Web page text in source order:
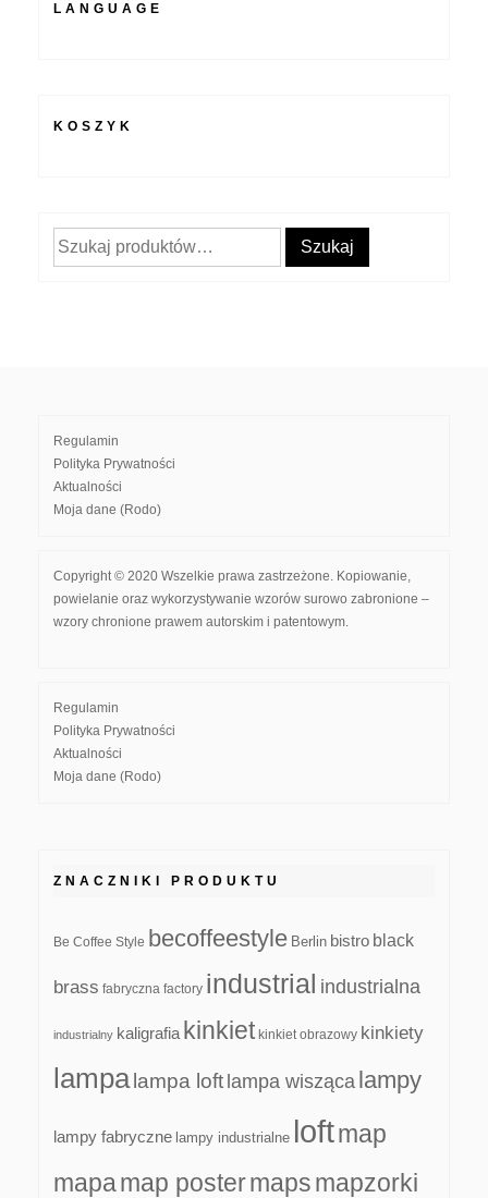
LANGUAGE
KOSZYK
Szukaj: Szukaj
Regulamin
Polityka Prywatności
Aktualności
Moja dane (Rodo)
Copyright © 2020 Wszelkie prawa zastrzeżone. Kopiowanie,
powielanie oraz wykorzystywanie wzorów surowo zabronione –
wzory chronione prawem autorskim i patentowym.
Regulamin
Polityka Prywatności
Aktualności
Moja dane (Rodo)
ZNACZNIKI PRODUKTU
Be Coffee Style becoffeestyle Berlin bistro black
brass fabryczna factory industrial industrialna
industrialny kaligrafia kinkiet kinkiet obrazowy kinkiety
lampa lampa loft lampa wisząca lampy
lampy fabryczne lampy industrialne loftmap
mapamap postermapsmapzorki